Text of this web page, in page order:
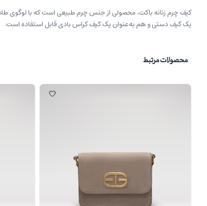
کیف چرم زنانه باکت، محصولی از جنس چرم طبیعی است که با لوگوی
یک کیف دستی و هم به‌عنوان یک کیف کراس بادی قابل استفاده است.
محصولات مرتبط